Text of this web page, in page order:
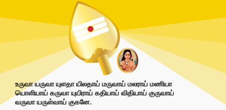
உருவா யருவா யுளதா யிலதாய் மருவாய் மலராய் மணியா
யொளியாய் கருவா யுயிராய் கதியாய் விதியாய் குருவாய்
வருவா யருள்வாய் குகனே.